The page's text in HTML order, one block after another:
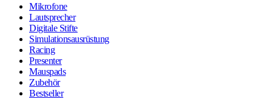
Mikrofone
Lautsprecher
Digitale Stifte
Simulationsausrüstung
Racing
Presenter
Mauspads
Zubehör
Bestseller